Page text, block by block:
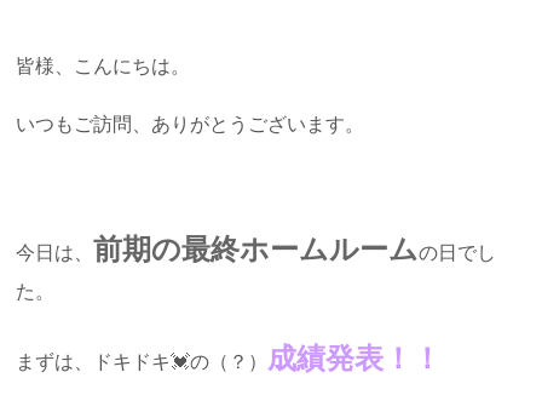
皆様、こんにちは。
いつもご訪問、ありがとうございます。
今日は、 前期の最終ホームルームの日でし
た。
まずは、ドキドキ💓の（？） 成績発表！！